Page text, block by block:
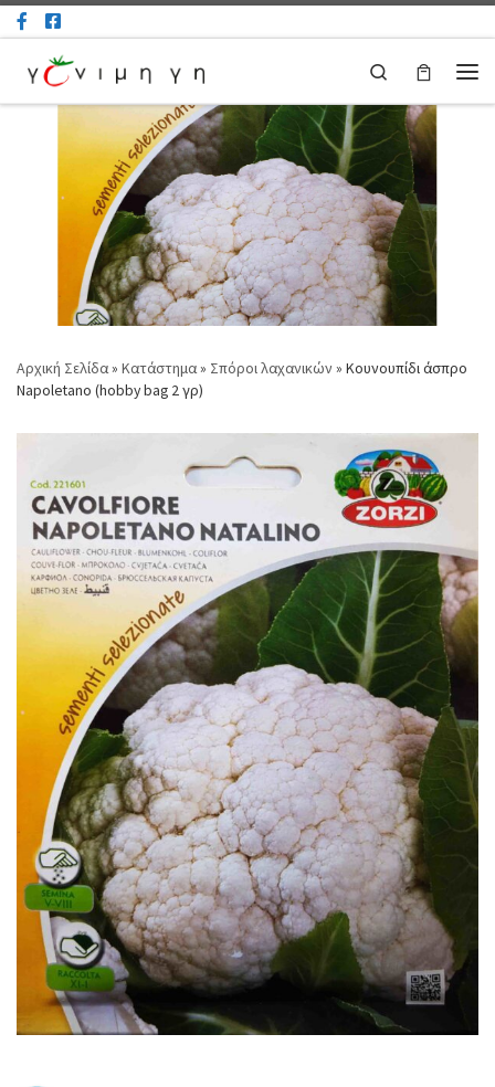
Μετάβαση στο περιεχόμενο
Search
Αρχική Σελίδα» Κατάστημα» Σπόροι λαχανικών» Κουνουπίδι άσπρο
Napoletano (hobby bag 2 γρ)